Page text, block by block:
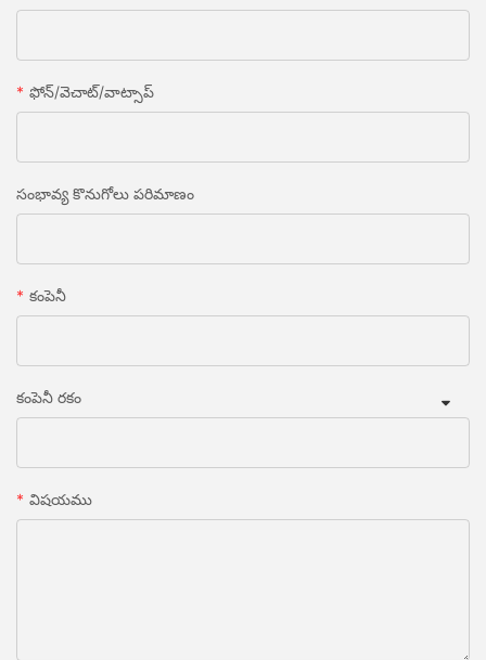
ఫోన్/వెచాట్/వాట్సాప్
సంభావ్య కొనుగోలు పరిమాణం
కంపెనీ
కంపెనీ రకం
విషయము